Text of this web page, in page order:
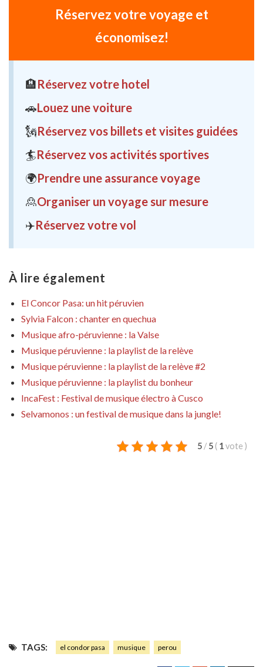
Réservez votre voyage et
économisez!
🏨Réservez votre hotel
🚗Louez une voiture
🗽Réservez vos billets et visites guidées
🏄Réservez vos activités sportives
🌍Prendre une assurance voyage
🙎Organiser un voyage sur mesure
✈️Réservez votre vol
À lire également
El Concor Pasa: un hit péruvien
Sylvia Falcon : chanter en quechua
Musique afro-péruvienne : la Valse
Musique péruvienne : la playlist de la relève
Musique péruvienne : la playlist de la relève #2
Musique péruvienne : la playlist du bonheur
IncaFest : Festival de musique électro à Cusco
Selvamonos : un festival de musique dans la jungle!
5 / 5 ( 1vote )
TAGS: el condor pasa musique perou